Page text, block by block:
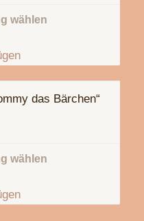
wählen
das Bärchen“
wählen